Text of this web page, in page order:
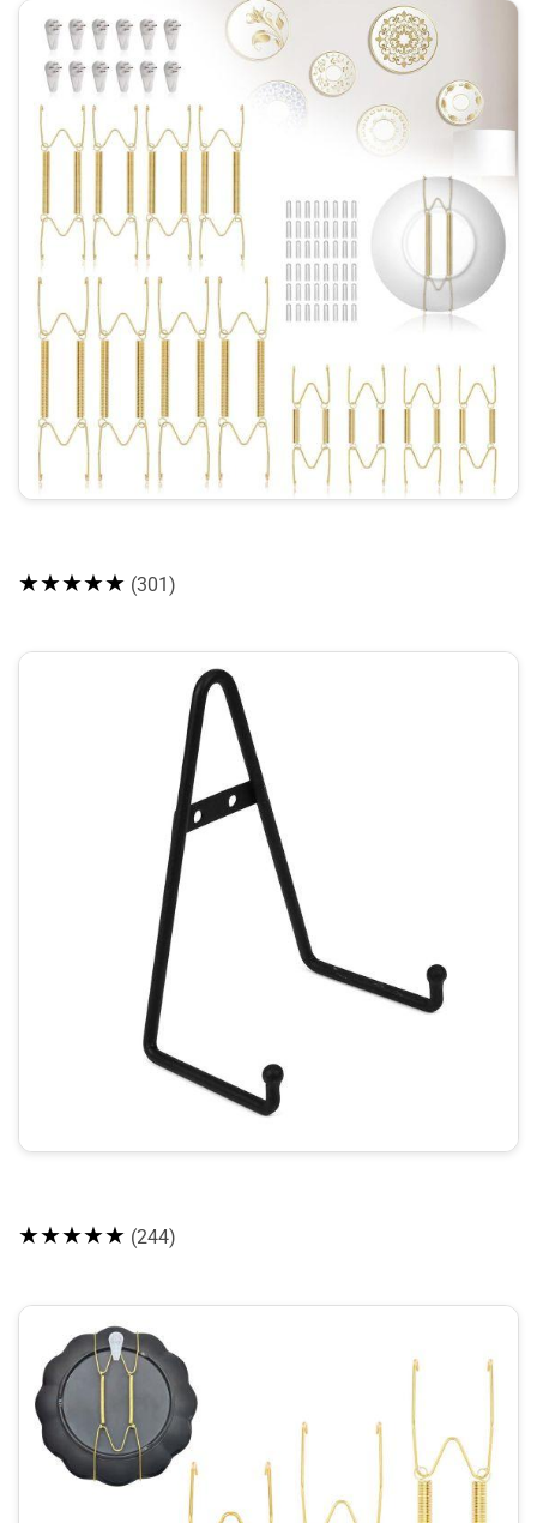
★★★★★ (301)
★★★★★ (244)